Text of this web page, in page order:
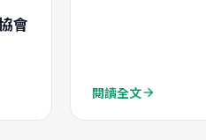
會
閱讀全文arrow_forward